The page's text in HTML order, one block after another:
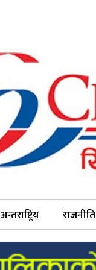
अन्तराष्ट्रिय राजनीति